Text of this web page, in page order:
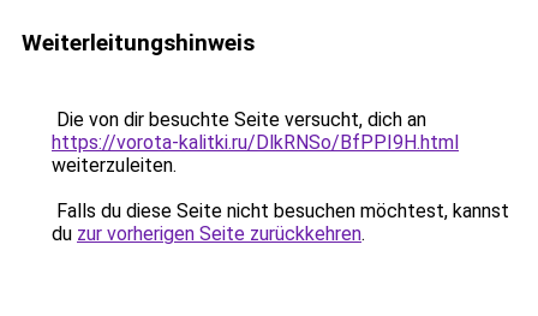
Weiterleitungshinweis
Die von dir besuchte Seite versucht, dich an
https://vorota-kalitki.ru/DlkRNSo/BfPPI9H.html
weiterzuleiten.
Falls du diese Seite nicht besuchen möchtest, kannst
du zur vorherigen Seite zurückkehren.